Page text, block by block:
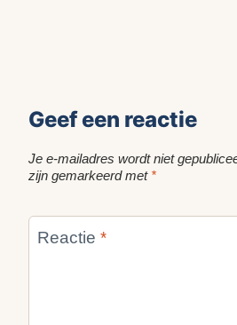
Geef een reactie
Je e-mailadres wordt niet
zijn gemarkeerd met *
Reactie *